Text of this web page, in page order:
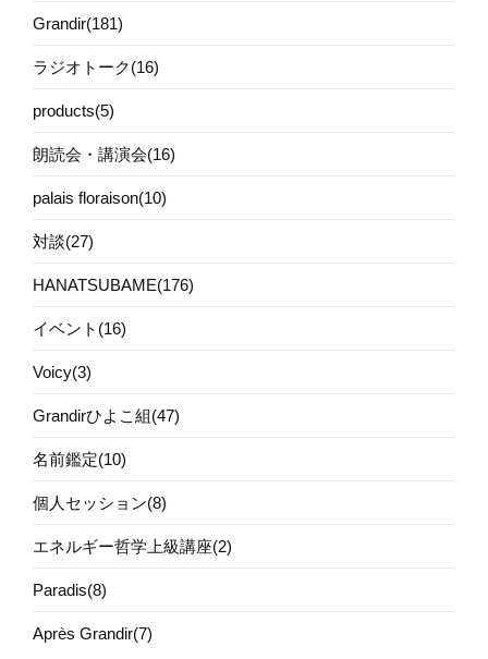
Grandir(181)
ラジオトーク(16)
products(5)
朗読会・講演会(16)
palais floraison(10)
対談(27)
HANATSUBAME(176)
イベント(16)
Voicy(3)
Grandirひよこ組(47)
名前鑑定(10)
個人セッション(8)
エネルギー哲学上級講座(2)
Paradis(8)
Après Grandir(7)